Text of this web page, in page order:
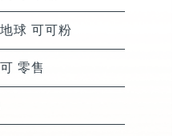
球 可可粉
零售